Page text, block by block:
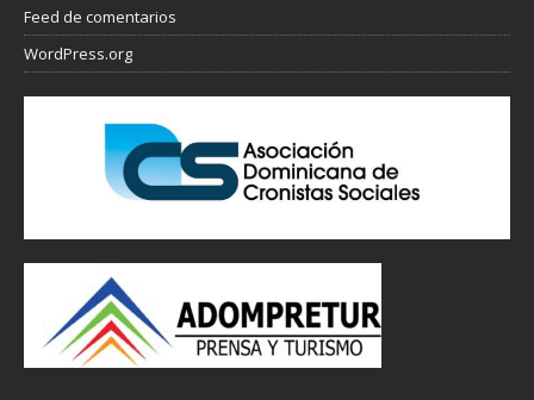
Feed de comentarios
WordPress.org